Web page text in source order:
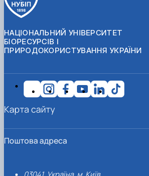
НАЦІОНАЛЬНИЙ УНІВЕРСИТЕТ
БІОРЕСУРСІВ І
ПРИРОДОКОРИСТУВАННЯ УКРАЇНИ
Поштова адреса
Карта сайту